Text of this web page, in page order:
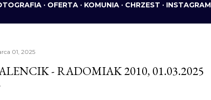
OFERTA KOMUNIA CHRZEST INSTAGRAM
01, 2025
- RADOMIAK 2010, 01.03.2025